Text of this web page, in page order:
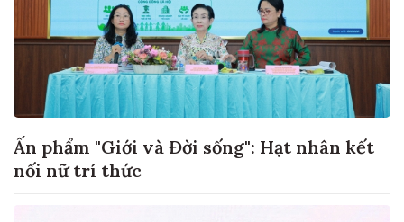
Ấn phẩm "Giới và Đời sống": Hạt nhân kết
nối nữ trí thức